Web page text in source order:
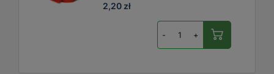
2,20 zł
- +